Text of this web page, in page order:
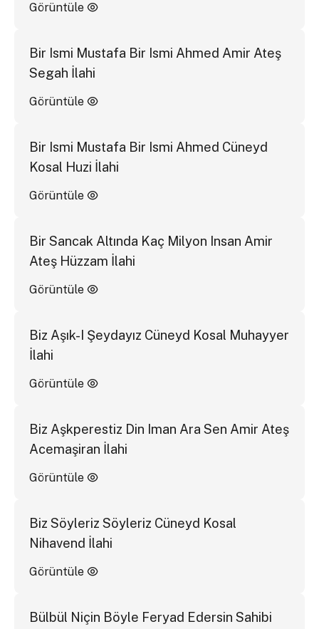
Görüntüle
Bir Ismi Mustafa Bir Ismi Ahmed Amir Ateş
Segah İlahi
Görüntüle
Bir Ismi Mustafa Bir Ismi Ahmed Cüneyd
Kosal Huzi İlahi
Görüntüle
Bir Sancak Altında Kaç Milyon Insan Amir
Ateş Hüzzam İlahi
Görüntüle
Biz Aşık-I Şeydayız Cüneyd Kosal Muhayyer
İlahi
Görüntüle
Biz Aşkperestiz Din Iman Ara Sen Amir Ateş
Acemaşiran İlahi
Görüntüle
Biz Söyleriz Söyleriz Cüneyd Kosal
Nihavend İlahi
Görüntüle
Bülbül Niçin Böyle Feryad Edersin Sahibi